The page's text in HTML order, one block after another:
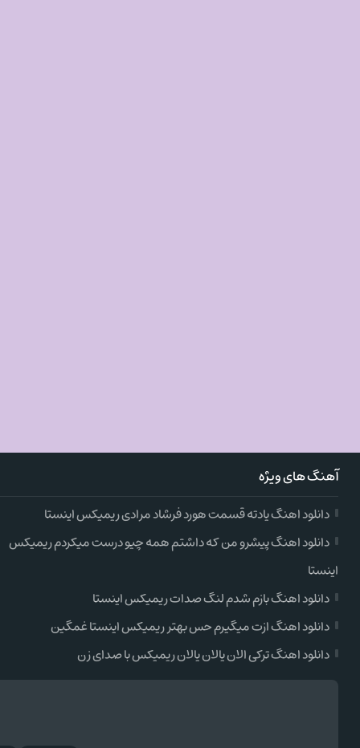
آهنگ های ویژه
دانلود اهنگ یادته قسمت هورد فرشاد مرادی ریمیکس اینستا
دانلود اهنگ پیشرو من که داشتم همه چیو درست میکردم ریمیکس
اینستا
دانلود اهنگ بازم شدم لنگ صدات ریمیکس اینستا
دانلود اهنگ ازت میگیرم حس بهتر ریمیکس اینستا غمگین
دانلود اهنگ ترکی الان یالان یالان ریمیکس با صدای زن